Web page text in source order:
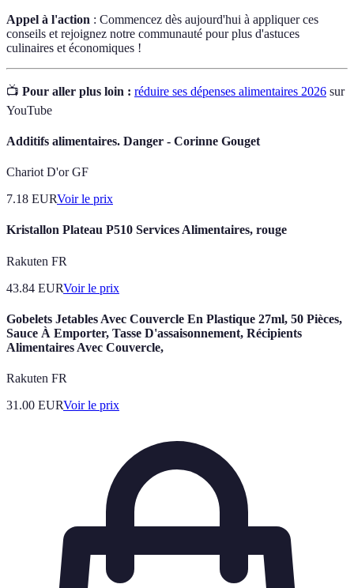
Appel à l'action : Commencez dès aujourd'hui à appliquer ces
conseils et rejoignez notre communauté pour plus d'astuces
culinaires et économiques !
📺 Pour aller plus loin : réduire ses dépenses alimentaires 2026 sur
YouTube
Additifs alimentaires. Danger - Corinne Gouget
Chariot D'or GF
7.18 EURVoir le prix
Kristallon Plateau P510 Services Alimentaires, rouge
Rakuten FR
43.84 EURVoir le prix
Gobelets Jetables Avec Couvercle En Plastique 27ml, 50 Pièces,
Sauce À Emporter, Tasse D'assaisonnement, Récipients
Alimentaires Avec Couvercle,
Rakuten FR
31.00 EURVoir le prix